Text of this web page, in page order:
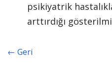
psikiyatrik
arttırdığı
← Geri